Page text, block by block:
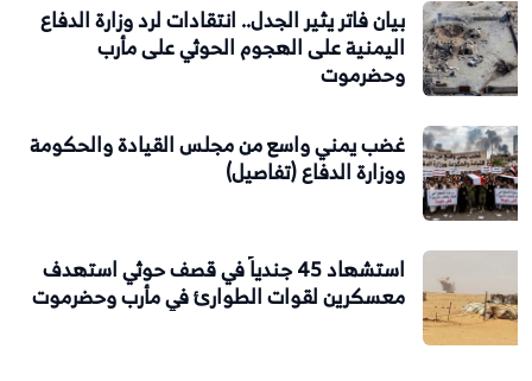
بيان فاتر يثير الجدل.. انتقادات لرد وزارة الدفاع
اليمنية على الهجوم الحوثي على مأرب
وحضرموت
غضب يمني واسع من مجلس القيادة والحكومة
ووزارة الدفاع (تفاصيل)
استشهاد 45 جندياً في قصف حوثي استهدف
معسكرين لقوات الطوارئ في مأرب وحضرموت